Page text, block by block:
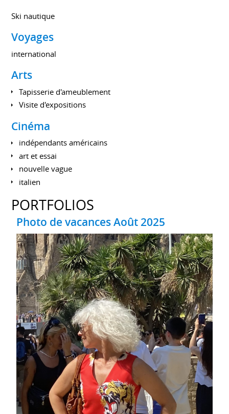
Ski nautique
Voyages
international
Arts
Tapisserie d'ameublement
Visite d'expositions
Cinéma
indépendants américains
art et essai
nouvelle vague
italien
PORTFOLIOS
Photo de vacances Août 2025